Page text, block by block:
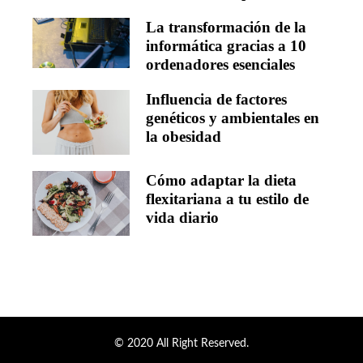
La transformación de la
informática gracias a 10
ordenadores esenciales
Influencia de factores
genéticos y ambientales en
la obesidad
Cómo adaptar la dieta
flexitariana a tu estilo de
vida diario
© 2020 All Right Reserved.